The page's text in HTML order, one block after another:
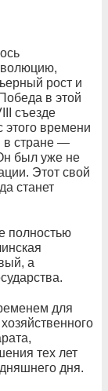
рост и
в этой
съезде
этого времени
в стране —
был уже не
Этот свой
станет
полностью
а
для
тех лет
дня.